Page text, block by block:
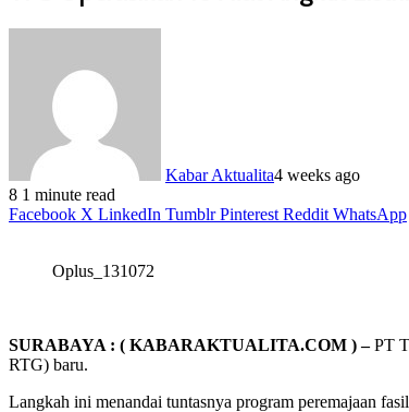
Kabar Aktualita4 weeks ago
8 1 minute read
Facebook X LinkedIn Tumblr Pinterest Reddit WhatsApp
Oplus_131072
SURABAYA : ( KABARAKTUALITA.COM ) –PT
RTG) baru.
Langkah ini menandai tuntasnya program peremajaan